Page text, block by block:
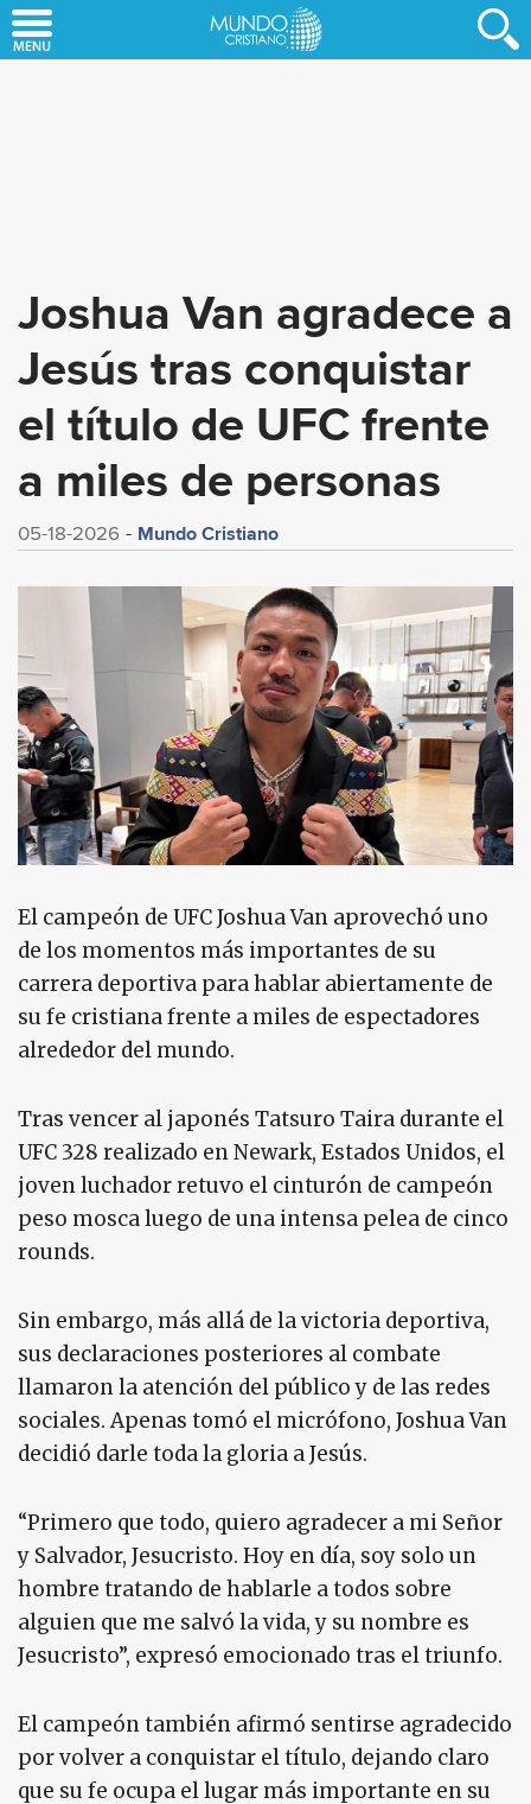
to
Joshua Van agradece a
Jesús tras conquistar
el título de UFC frente
a miles de personas
05-18-2026 Mundo Cristiano
El campeón de UFC Joshua Van aprovechó uno
de los momentos más importantes de su
carrera deportiva para hablar abiertamente de
su fe cristiana frente a miles de espectadores
alrededor del mundo.
Tras vencer al japonés Tatsuro Taira durante el
UFC 328 realizado en Newark, Estados Unidos, el
joven luchador retuvo el cinturón de campeón
peso mosca luego de una intensa pelea de cinco
rounds.
Sin embargo, más allá de la victoria deportiva,
sus declaraciones posteriores al combate
llamaron la atención del público y de las redes
sociales. Apenas tomó el micrófono, Joshua Van
decidió darle toda la gloria a Jesús.
“Primero que todo, quiero agradecer a mi Señor
y Salvador, Jesucristo. Hoy en día, soy solo un
hombre tratando de hablarle a todos sobre
alguien que me salvó la vida, y su nombre es
Jesucristo”, expresó emocionado tras el triunfo.
El campeón también afirmó sentirse agradecido
por volver a conquistar el título, dejando claro
que su fe ocupa el lugar más importante en su